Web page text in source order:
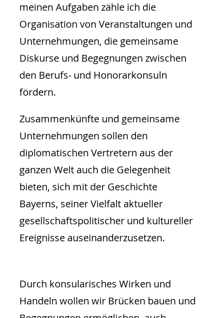
meinen Aufgaben zähle ich die
Organisation von Veranstaltungen und
Unternehmungen, die gemeinsame
Diskurse und Begegnungen zwischen
den Berufs- und Honorarkonsuln
fördern.
Zusammenkünfte und gemeinsame
Unternehmungen sollen den
diplomatischen Vertretern aus der
ganzen Welt auch die Gelegenheit
bieten, sich mit der Geschichte
Bayerns, seiner Vielfalt aktueller
gesellschaftspolitischer und kultureller
Ereignisse auseinanderzusetzen.
Durch konsularisches Wirken und
Handeln wollen wir Brücken bauen und